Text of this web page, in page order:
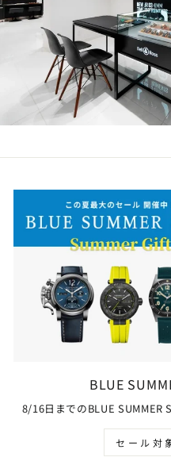
BLUE
8/16日までのBLUE SUMMER
セール対